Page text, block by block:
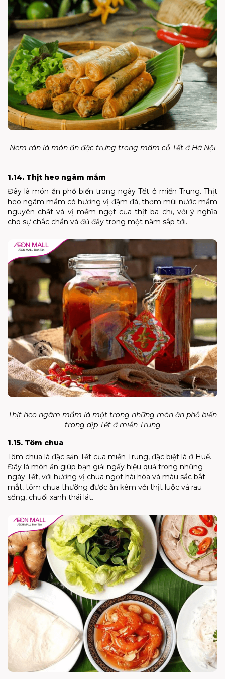
Nem rán là món ăn đặc trưng trong mâm cỗ Tết ở Hà Nội
1.14. Thịt heo ngâm mắm
Đây là món ăn phổ biến trong ngày Tết ở miền Trung. Thịt
heo ngâm mắm có hương vị đậm đà, thơm mùi nước mắm
nguyên chất và vị mềm ngọt của thịt ba chỉ, với ý nghĩa
cho sự chắc chắn và đủ đầy trong một năm sắp tới.
Thịt heo ngâm mắm là một trong những món ăn phổ biến
trong dịp Tết ở miền Trung
1.15. Tôm chua
Tôm chua là đặc sản Tết của miền Trung, đặc biệt là ở Huế.
Đây là món ăn giúp bạn giải ngấy hiệu quả trong những
ngày Tết, với hương vị chua ngọt hài hòa và màu sắc bắt
mắt, tôm chua thường được ăn kèm với thịt luộc và rau
sống, chuối xanh thái lát.